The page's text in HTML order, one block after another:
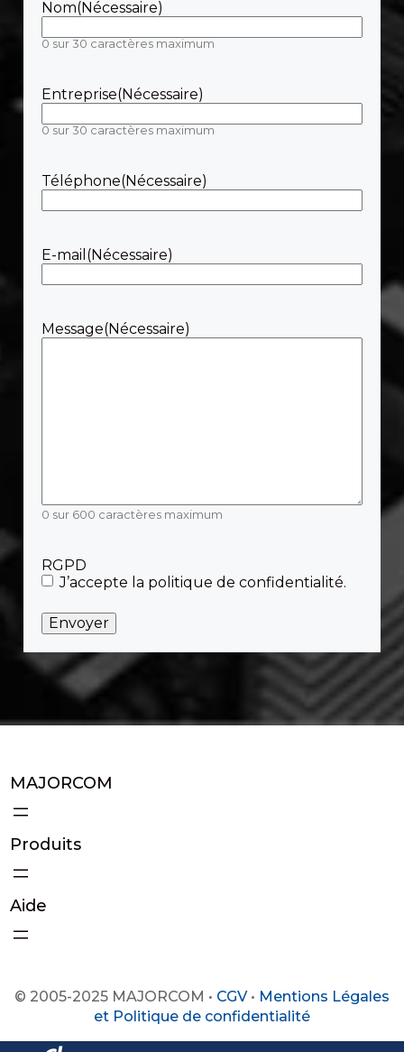
Nom(Nécessaire)
0 sur 30 caractères maximum
Entreprise(Nécessaire)
0 sur 30 caractères maximum
Téléphone(Nécessaire)
E-mail (Nécessaire)
Message(Nécessaire)
0 sur 600 caractères maximum
RGPD
J’accepte la politique de confidentialité.
MAJORCOM
Produits
Aide
© 2005-2025 MAJORCOM • CGV• Mentions Légales
et Politique de confidentialité